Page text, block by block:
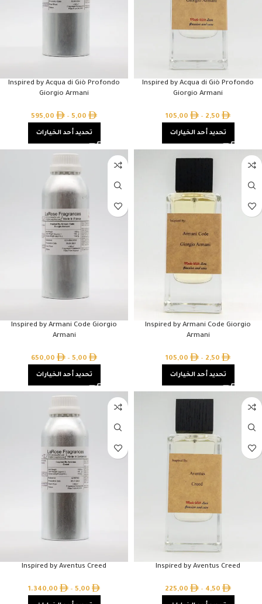
Inspired by Acqua di Giò Profondo
Giorgio Armani
2,50
–
105,00
تحديد أحد الخيارات
Inspired by Acqua di Giò Profondo
Giorgio Armani
5,00
–
595,00
تحديد أحد الخيارات
Inspired by Armani Code Giorgio
Armani
2,50
–
105,00
تحديد أحد الخيارات
Inspired by Armani Code Giorgio
Armani
5,00
–
650,00
تحديد أحد الخيارات
Inspired by Aventus Creed
4,50
–
225,00
Inspired by Aventus Creed
5,00
–
1.340,00